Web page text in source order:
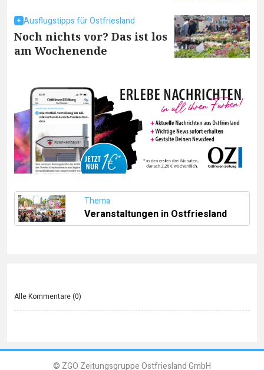
Ausflugstipps für Ostfriesland
Noch nichts vor? Das ist los
am Wochenende
Thema
Veranstaltungen in Ostfriesland
Alle Kommentare (0)
© ZGO Zeitungsgruppe Ostfriesland GmbH